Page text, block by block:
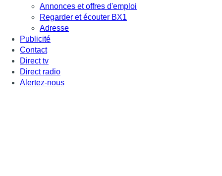
Annonces et offres d'emploi
Regarder et écouter BX1
Adresse
Publicité
Contact
Direct tv
Direct radio
Alertez-nous